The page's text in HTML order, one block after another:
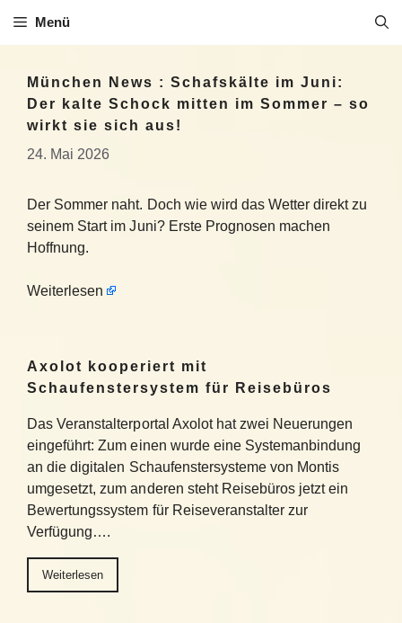
Inhalt
Menü
München News : Schafskälte im Juni:
Der kalte Schock mitten im Sommer – so
wirkt sie sich aus!
24. Mai 2026
Der Sommer naht. Doch wie wird das Wetter direkt zu
seinem Start im Juni? Erste Prognosen machen
Hoffnung.
Weiterlesen
Axolot kooperiert mit
Schaufenstersystem für Reisebüros
Das Veranstalterportal Axolot hat zwei Neuerungen
eingeführt: Zum einen wurde eine Systemanbindung
an die digitalen Schaufenstersysteme von Montis
umgesetzt, zum anderen steht Reisebüros jetzt ein
Bewertungssystem für Reiseveranstalter zur
Verfügung….
Weiterlesen